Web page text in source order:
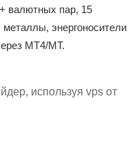
валютных пар, 15
металлы, энергоносители
MT4/MT.